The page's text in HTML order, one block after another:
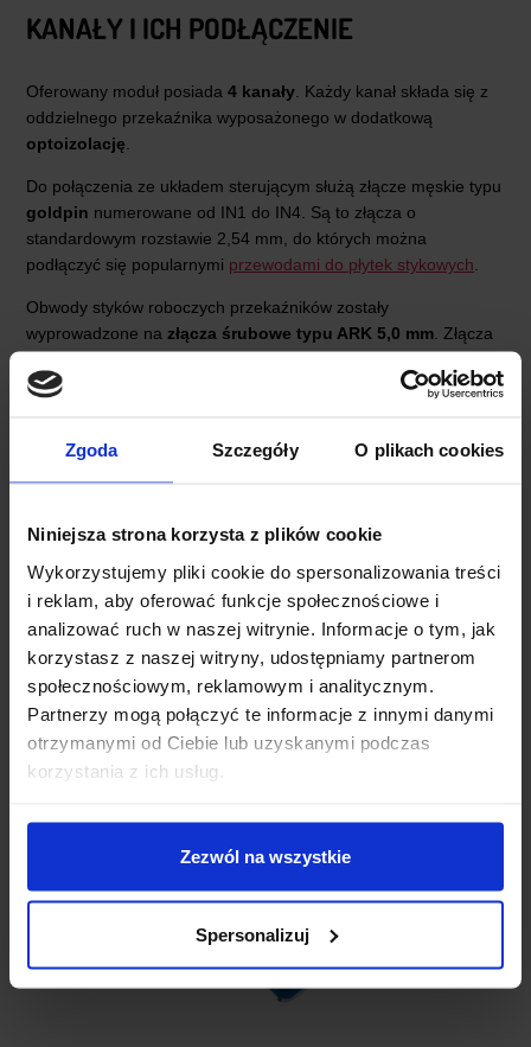
Zgoda Szczegóły O plikach cookies
Niniejsza strona korzysta z plików cookie
Wykorzystujemy pliki cookie do spersonalizowania treści
i reklam, aby oferować funkcje społecznościowe i
analizować ruch w naszej witrynie. Informacje o tym, jak
korzystasz z naszej witryny, udostępniamy partnerom
społecznościowym, reklamowym i analitycznym.
Partnerzy mogą połączyć te informacje z innymi danymi
otrzymanymi od Ciebie lub uzyskanymi podczas
korzystania z ich usług.
Zezwól na wszystkie
Spersonalizuj
KANAŁY I ICH PODŁĄCZENIE
Oferowany moduł posiada 4 kanały . Każdy kanał składa się z
oddzielnego przekaźnika wyposażonego w dodatkową
optoizolację
Do połączenia ze układem sterującym służą złącze męskie typu
goldpin numerowane od IN1 do IN4. Są to złącza o
standardowym rozstawie 2,54 mm, do których można
podłączyć się popularnymi przewodami do płytek stykowych
Obwody styków roboczych przekaźników zostały
wyprowadzone na złącza śrubowe typu ARK 5,0 mm . Złącza
Moduł do pracy wymaga jedynie napięcia zasilania cewek
sterującego.
Przekaźnik aktywowany jest stanem niskim
(LOW)podanym na piny sterujące.